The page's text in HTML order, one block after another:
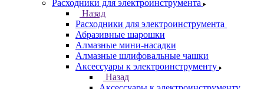
Расходники для электроинструмента
Назад
Расходники для электроинструмента
Абразивные шарошки
Алмазные мини-насадки
Алмазные шлифовальные чашки
Аксессуары к электроинструменту
Назад